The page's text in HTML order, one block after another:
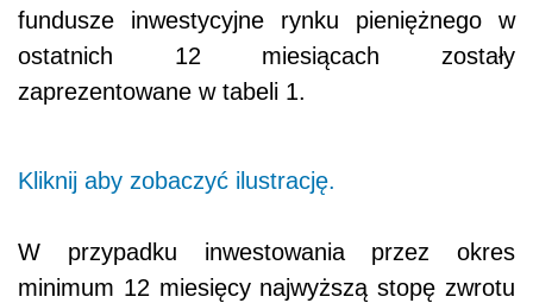
fundusze inwestycyjne rynku pieniężnego w
ostatnich 12 miesiącach zostały
zaprezentowane w tabeli 1.
Kliknij aby zobaczyć ilustrację.
W przypadku inwestowania przez okres
minimum 12 miesięcy najwyższą stopę zwrotu